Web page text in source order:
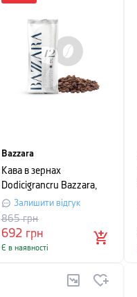
Bazzara
Кава в зернах
Dodicigrancru Bazzara,
250 г, вакуумний пакет,
білий
Залишити відгук
692 грн
865грн
Є в наявності